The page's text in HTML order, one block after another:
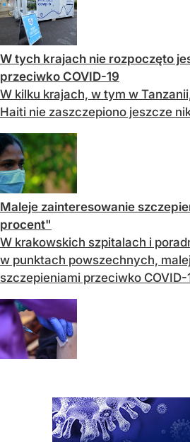
W tych krajach nie rozpoczęto
przeciwko COVID-19
W kilku krajach, w tym w
Haiti nie zaszczepiono jeszcze
Maleje zainteresowanie
procent"
W krakowskich szpitalach i
w punktach powszechnych,
szczepieniami przeciwko COVID-